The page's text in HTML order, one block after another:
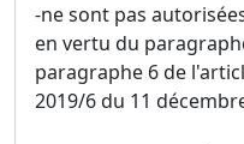
-ne sont pas
en vertu du
paragraphe 6 de
2019/6 du 11